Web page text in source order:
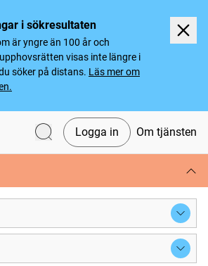
i sökresultaten
är yngre än 100 år och
visas inte längre i
söker på distans. Läs mer om
Logga in Om tjänsten